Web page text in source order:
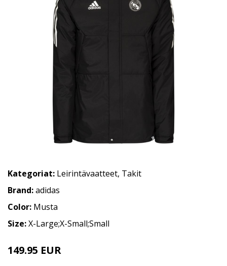
Kategoriat: Leirintävaatteet, Takit
Brand:adidas
Color: Musta
Size:X-Large;X-Small;Small
149.95 EUR